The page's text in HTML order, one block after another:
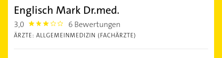
Englisch Mark Dr.med.
3,0 3.0 6 Bewertungen
ÄRZTE: ALLGEMEINMEDIZIN (FACHÄRZTE)